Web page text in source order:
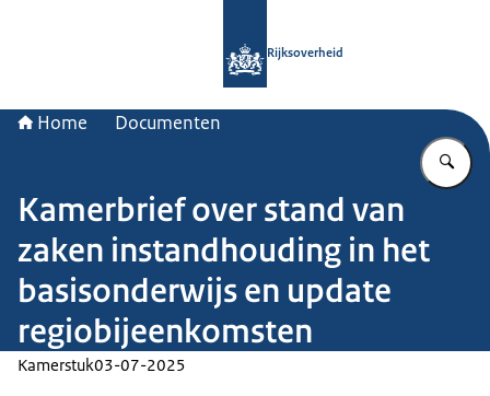
Rijksoverheid
Home Documenten
Kamerbrief over stand van
zaken instandhouding in het
basisonderwijs en update
regiobijeenkomsten
Kamerstuk03-07-2025